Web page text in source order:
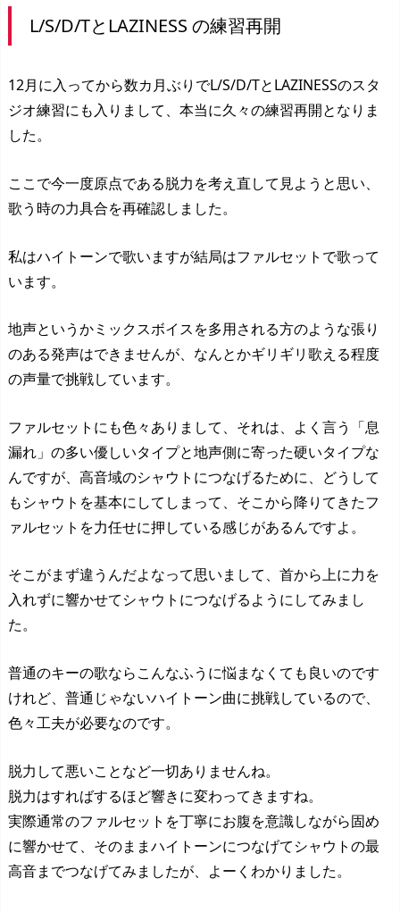
L/S/D/TとLAZINESS の練習再開
12月に入ってから数カ月ぶりでL/S/D/TとLAZINESSのスタ
ジオ練習にも入りまして、本当に久々の練習再開となりま
した。
ここで今一度原点である脱力を考え直して見ようと思い、
歌う時の力具合を再確認しました。
私はハイトーンで歌いますが結局はファルセットで歌って
います。
地声というかミックスボイスを多用される方のような張り
のある発声はできませんが、なんとかギリギリ歌える程度
の声量で挑戦しています。
ファルセットにも色々ありまして、それは、よく言う「息
漏れ」の多い優しいタイプと地声側に寄った硬いタイプな
んですが、高音域のシャウトにつなげるために、どうして
もシャウトを基本にしてしまって、そこから降りてきたフ
ァルセットを力任せに押している感じがあるんですよ。
そこがまず違うんだよなって思いまして、首から上に力を
入れずに響かせてシャウトにつなげるようにしてみまし
た。
普通のキーの歌ならこんなふうに悩まなくても良いのです
けれど、普通じゃないハイトーン曲に挑戦しているので、
色々工夫が必要なのです。
脱力して悪いことなど一切ありませんね。
脱力はすればするほど響きに変わってきますね。
実際通常のファルセットを丁寧にお腹を意識しながら固め
に響かせて、そのままハイトーンにつなげてシャウトの最
高音までつなげてみましたが、よーくわかりました。